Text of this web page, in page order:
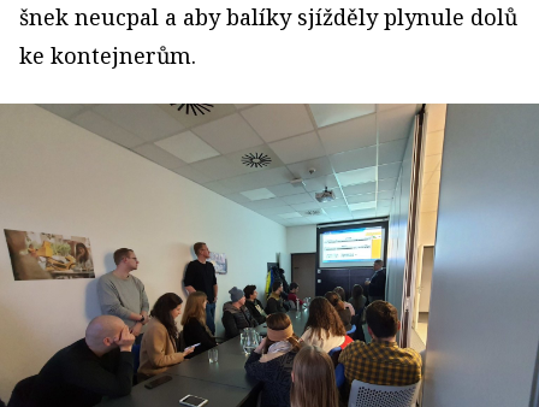
šnek neucpal a aby balíky sjížděly plynule dolů
ke kontejnerům.